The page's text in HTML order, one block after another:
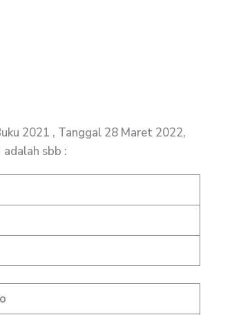
2021 , Tanggal 28 Maret 2022,
sbb :